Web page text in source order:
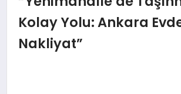
TEKNOLOJI
Kolay Yolu: Ankara
Nakliyat”